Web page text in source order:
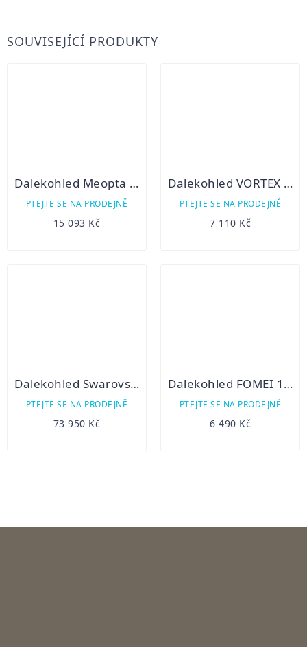
SOUVISEJÍCÍ PRODUKTY
Dalekohled Meopta MeoPro HD 8x42
PTEJTE SE NA PRODEJNĚ
15 093 Kč
Dalekohled VORTEX Diamondback HD 8x42
PTEJTE SE NA PRODEJNĚ
7 110 Kč
Dalekohled Swarovski NL Pure 10x42
PTEJTE SE NA PRODEJNĚ
73 950 Kč
Dalekohled FOMEI 10x50 LEADER RWP SMC
PTEJTE SE NA PRODEJNĚ
6 490 Kč